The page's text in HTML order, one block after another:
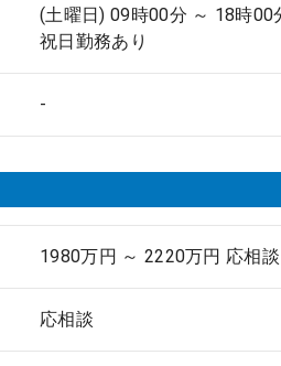
(土曜日) 09時00分 ～ 18時00
祝日勤務あり
-
1980万円 ～ 2220万円 応相談
応相談